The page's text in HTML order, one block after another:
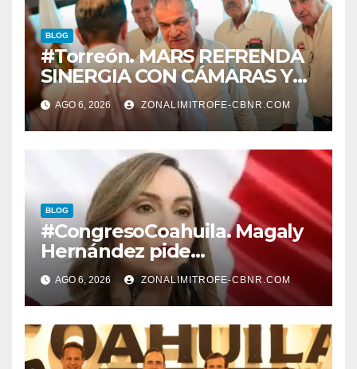
BLOG
#Torreón. MARS REFRENDA
SINERGIA CON CÁMARAS Y
ORGANISMOS, EN BENEFICIO
DEL DESARROLLO DE
TORREÓN
AGO 6, 2026 ZONALIMITROFE-CBNR.COM
BLOG
#CongresoCoahuila. Magaly
Hernández pide
desconegelar LEY QUE TIENE
QUE VER CON LA
PROTECCION DE
TRABAJADORES DE LA
EDUCACION.
AGO 6, 2026 ZONALIMITROFE-CBNR.COM